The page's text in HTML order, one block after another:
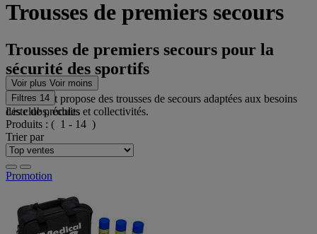
Trousses de premiers secours
Trousses de premiers secours pour la
sécurité des sportifs
Casal Sport propose des trousses de secours adaptées aux besoins
des clubs, écoles et collectivités.
Voir plus Voir moins
Filtres 14
Liste de produits
Produits : ( 1 - 14 )
Trier par
Promotion